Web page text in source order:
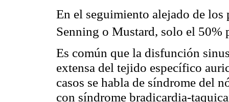
En el seguimiento alejado de
Senning o Mustard, solo el 50%
Es común que la disfunción
extensa del tejido específico
casos se habla de síndrome del
con síndrome bradicardia-